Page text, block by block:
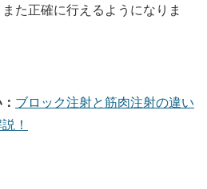
た正確に行えるようになりま
ブロック注射と筋肉注射の違い
！